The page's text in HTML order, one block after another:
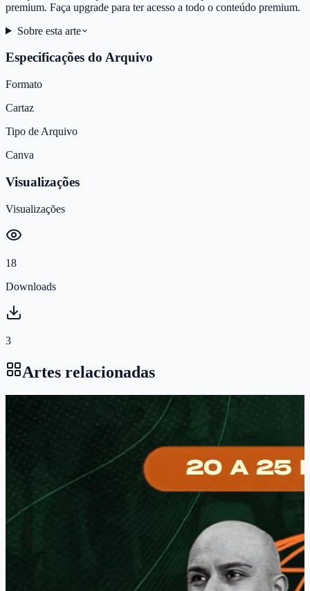
premium. Faça upgrade para ter acesso a todo o conteúdo premium.
Sobre esta arte
Especificações do Arquivo
Formato
Cartaz
Tipo de Arquivo
Canva
Visualizações
Visualizações
18
Downloads
3
Artes relacionadas